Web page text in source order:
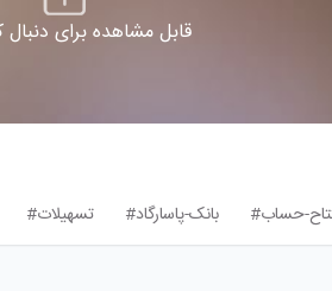
قابل مشاهده برای دنبال
حساب#
بانک-پاسارگاد# تسهیلات#